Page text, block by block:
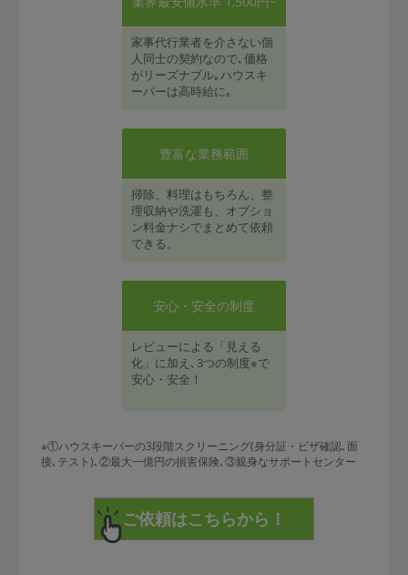
家事代行業者を介さない個
人同士の契約なので､価格
がリーズナブル｡ハウスキ
ーパーは高時給に｡
豊富な業務範囲
掃除、料理はもちろん、整
理収納や洗濯も、オプショ
ン料金ナシでまとめて依頼
できる。
安心・安全の制度
レビューによる「見える
化」に加え､3つの制度※で
安心・安全！
※①ハウスキーパーの3段階スクリーニング(身分証・ビザ確認､面
接､テスト)､②最大一億円の損害保険､③親身なサポートセンター